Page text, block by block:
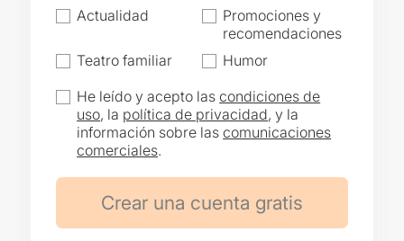
Actualidad
Promociones y
recomendaciones
Teatro familiar
Humor
He leído y acepto lascondiciones de
uso, la política de privacidad, y la
información sobre lascomunicaciones
comerciales.